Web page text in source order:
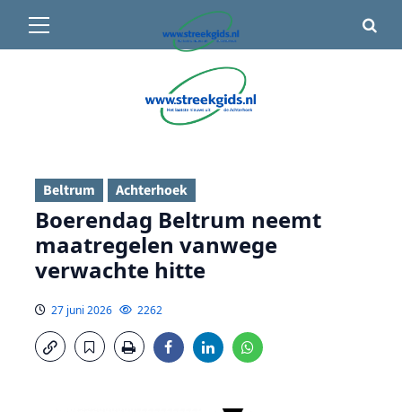
16°C• Vandaag 15° / 24°
menu
Beltrum Achterhoek
Boerendag Beltrum neemt
maatregelen vanwege
verwachte hitte
27 juni 2026 2262